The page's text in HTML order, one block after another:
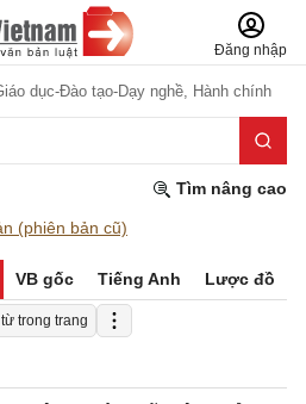
Đăng nhập
dục-Đào tạo-Dạy nghề, Hành chính
Tìm nâng cao
(phiên bản cũ)
VB gốc Tiếng Anh Lược đồ
trong trang